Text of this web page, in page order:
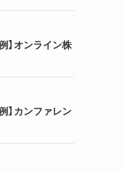
】オンライン株
】カンファレン